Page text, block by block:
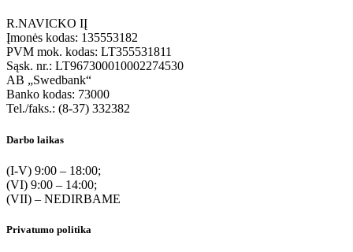
R.NAVICKO IĮ
Įmonės kodas: 135553182
PVM mok. kodas: LT355531811
Sąsk. nr.: LT967300010002274530
AB „Swedbank“
Banko kodas: 73000
Tel./faks.: (8-37) 332382
Darbo laikas
(I-V) 9:00 – 18:00;
(VI) 9:00 – 14:00;
(VII) – NEDIRBAME
Privatumo politika